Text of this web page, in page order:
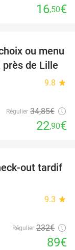
16,50€
34%
ou menu
de Lille
9.8 star
Régulier 34,85€
22,90€
62%
out tardif
9.3 star
Régulier 232€
89€